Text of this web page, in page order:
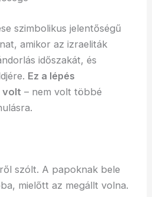
szimbolikus jelentőségű
amikor az izraeliták
időszakát, és
Ez a lépés
volt – nem volt többé
szólt. A papoknak bele
mielőtt az megállt volna.